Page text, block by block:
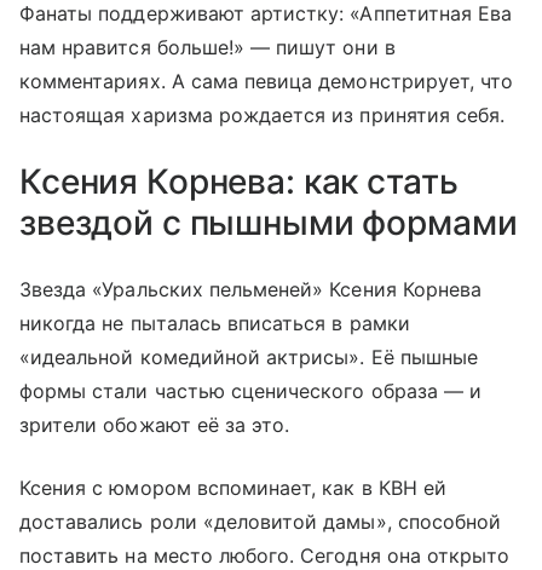
Фанаты поддерживают артистку: «Аппетитная Ева
нам нравится больше!» — пишут они в
комментариях. А сама певица демонстрирует, что
настоящая харизма рождается из принятия себя.
Ксения Корнева: как стать
звездой с пышными формами
Звезда «Уральских пельменей» Ксения Корнева
никогда не пыталась вписаться в рамки
«идеальной комедийной актрисы». Её пышные
формы стали частью сценического образа — и
зрители обожают её за это.
Ксения с юмором вспоминает, как в КВН ей
доставались роли «деловитой дамы», способной
поставить на место любого. Сегодня она открыто